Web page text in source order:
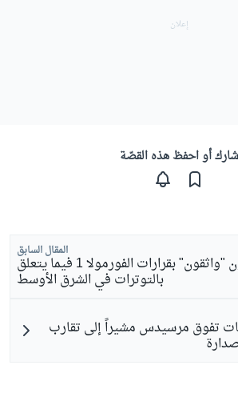
شارك أو احفظ هذه القصّة
المقال السابق
السائقون "واثقون" بقرارات الفورمولا 1 فيما يتعلق
بالتوترات في الشرق الأوسط
تفوق مرسيدس مشيراً إلى تقارب